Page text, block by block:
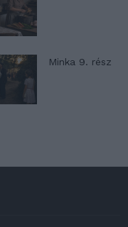
Minka 9. rész